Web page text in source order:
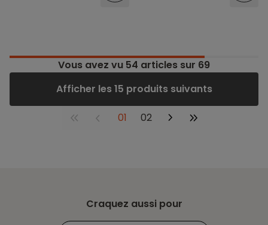
Vous avez vu 54 articles sur 69
Afficher les 15 produits suivants
01 02
Craquez aussi pour